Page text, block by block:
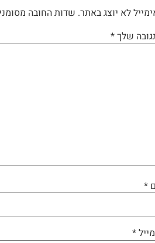
לא יוצג באתר. שדות החובה
שלך*
*
*